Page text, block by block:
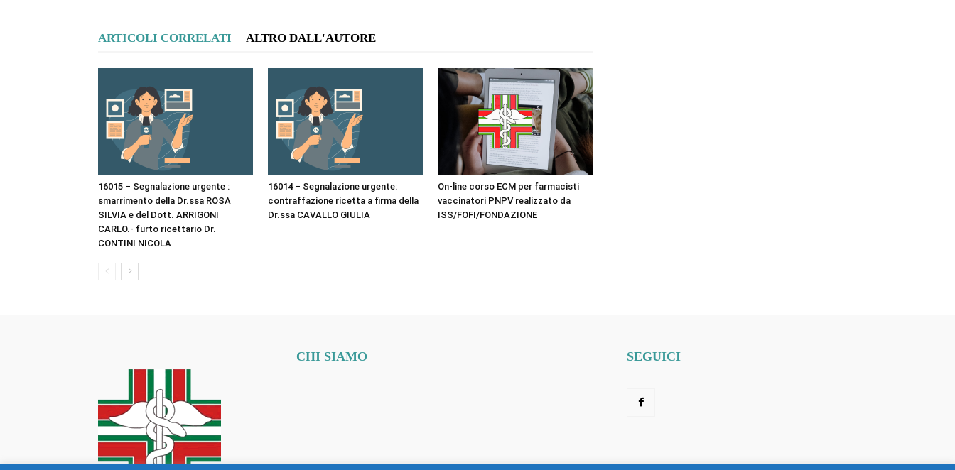
ARTICOLI CORRELATI ALTRO DALL'AUTORE
16015 – Segnalazione urgente :
smarrimento della Dr.ssa ROSA
SILVIA e del Dott. ARRIGONI
CARLO.- furto ricettario Dr.
CONTINI NICOLA
16014 – Segnalazione urgente:
contraffazione ricetta a firma della
Dr.ssa CAVALLO GIULIA
On-line corso ECM per farmacisti
vaccinatori PNPV realizzato da
ISS/FOFI/FONDAZIONE
CHI SIAMO SEGUICI